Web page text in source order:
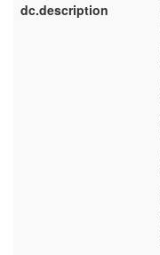
dc.description